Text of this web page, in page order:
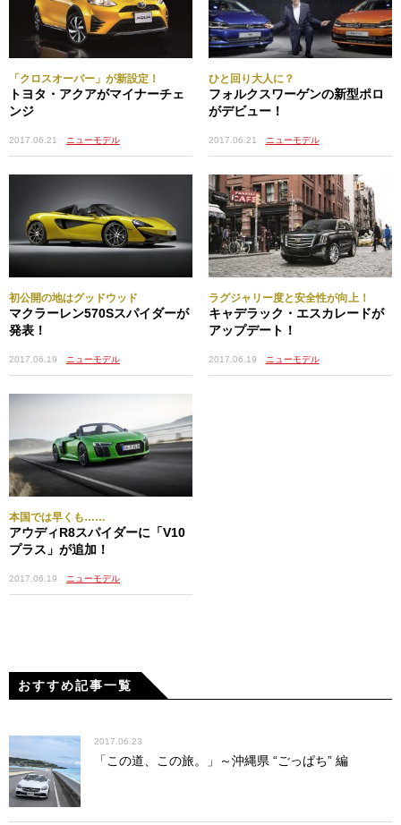
「クロスオーバー」が新設定！
トヨタ・アクアがマイナーチェ
ンジ
2017.06.21 ニューモデル
ひと回り大人に？
フォルクスワーゲンの新型ポロ
がデビュー！
2017.06.21 ニューモデル
初公開の地はグッドウッド
マクラーレン570Sスパイダーが
発表！
2017.06.19 ニューモデル
ラグジャリー度と安全性が向上！
キャデラック・エスカレードが
アップデート！
2017.06.19 ニューモデル
本国では早くも……
アウディR8スパイダーに「V10
プラス」が追加！
2017.06.19 ニューモデル
おすすめ記事一覧
2017.06.23
「この道、この旅。」～沖縄県 “ごっぱち” 編